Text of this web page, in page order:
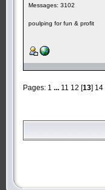
Messages: 3102
poulping for fun & profit
Pages: 1 ... 11 12 [13] 14